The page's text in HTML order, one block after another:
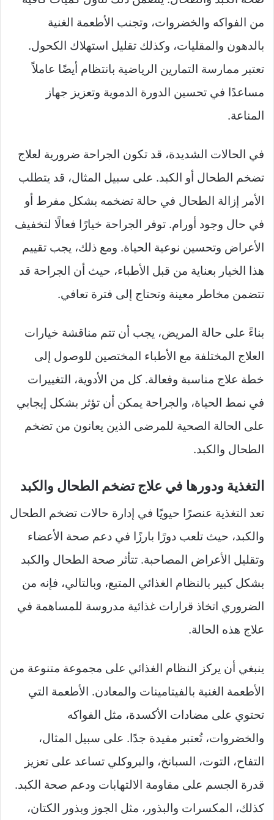
من الفواكه والخضروات، وتجنب الأطعمة الغنية
بالدهون والمقليات، وكذلك تقليل استهلاك الكحول.
تعتبر ممارسة التمارين الرياضية بانتظام أيضًا عاملاً
مساعدًا في تحسين الدورة الدموية وتعزيز جهاز
المناعة.
في الحالات الشديدة، قد تكون الجراحة ضرورية لعلاج
تضخم الطحال أو الكبد. على سبيل المثال، قد يتطلب
الأمر إزالة الطحال في حالة تضخمه بشكل مفرط أو
في حال وجود أورام. توفر الجراحة خيارًا فعالًا لتخفيف
الأعراض وتحسين نوعية الحياة. ومع ذلك، يجب تقييم
هذا الخيار بعناية من قبل الأطباء، حيث أن الجراحة قد
تتضمن مخاطر معينة وتحتاج إلى فترة تعافي.
بناءً على حالة المريض، يجب أن تتم مناقشة خيارات
العلاج المختلفة مع الأطباء المختصين للوصول إلى
خطة علاج مناسبة وفعالة. كل من الأدوية، التغييرات
في نمط الحياة، والجراحة يمكن أن تؤثر بشكل إيجابي
على الحالة الصحية للمرضى الذين يعانون من تضخم
الطحال والكبد.
التغذية ودورها في علاج تضخم الطحال والكبد
تعد التغذية عنصرًا حيويًا في إدارة حالات تضخم الطحال
والكبد، حيث تلعب دورًا بارزًا في دعم صحة الأعضاء
وتقليل الأعراض المصاحبة. تتأثر صحة الطحال والكبد
بشكل كبير بالنظام الغذائي المتبع، وبالتالي، فإنه من
الضروري اتخاذ قرارات غذائية مدروسة للمساهمة في
علاج هذه الحالة.
ينبغي أن يركز النظام الغذائي على مجموعة متنوعة من
الأطعمة الغنية بالفيتامينات والمعادن. الأطعمة التي
تحتوي على مضادات الأكسدة، مثل الفواكه
والخضروات، تُعتبر مفيدة جدًا. على سبيل المثال،
التفاح، التوت، السبانخ، والبروكلي تساعد على تعزيز
قدرة الجسم على مقاومة الالتهابات ودعم صحة الكبد.
كذلك، المكسرات والبذور، مثل الجوز وبذور الكتان،